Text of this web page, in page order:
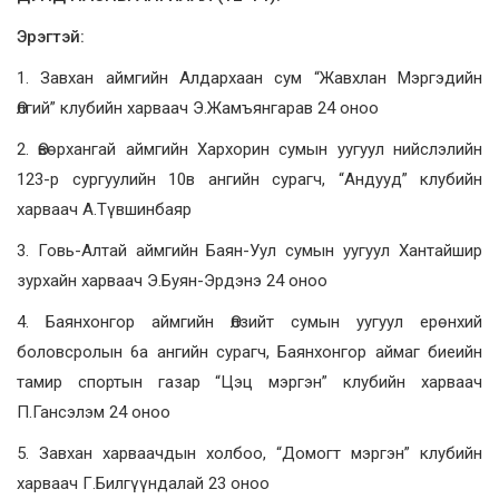
Эрэгтэй:
1. Завхан аймгийн Алдархаан сум “Жавхлан Мэргэдийн
Өлгий” клубийн харваач Э.Жамъянгарав 24 оноо
2. Өвөрхангай аймгийн Хархорин сумын уугуул нийслэлийн
123-р сургуулийн 10в ангийн сурагч, “Андууд” клубийн
харваач А.Түвшинбаяр
3. Говь-Алтай аймгийн Баян-Уул сумын уугуул Хантайшир
зурхайн харваач Э.Буян-Эрдэнэ 24 оноо
4. Баянхонгор аймгийн Өлзийт сумын уугуул ерөнхий
боловсролын 6а ангийн сурагч, Баянхонгор аймаг биеийн
тамир спортын газар “Цэц мэргэн” клубийн харваач
П.Гансэлэм 24 оноо
5. Завхан харваачдын холбоо, “Домогт мэргэн” клубийн
харваач Г.Билгүүндалай 23 оноо